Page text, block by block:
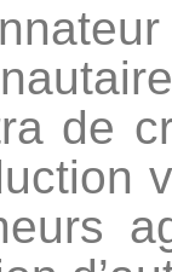
de